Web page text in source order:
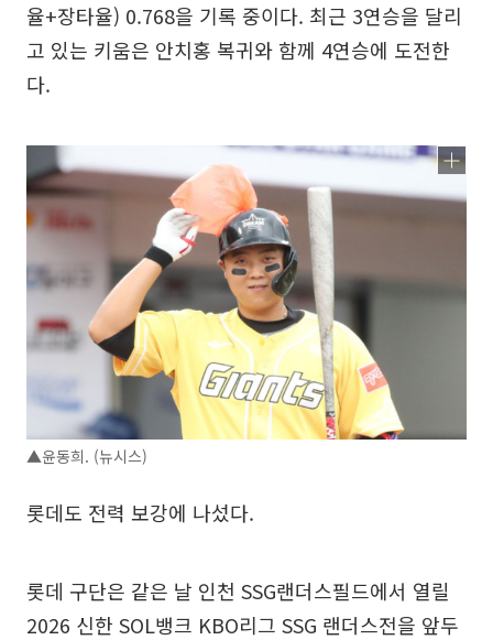
율+장타율) 0.768을 기록 중이다. 최근 3연승을 달리
고 있는 키움은 안치홍 복귀와 함께 4연승에 도전한
다.
▲윤동희. (뉴시스)
롯데도 전력 보강에 나섰다.
롯데 구단은 같은 날 인천 SSG랜더스필드에서 열릴
2026 신한 SOL뱅크 KBO리그 SSG 랜더스전을 앞두